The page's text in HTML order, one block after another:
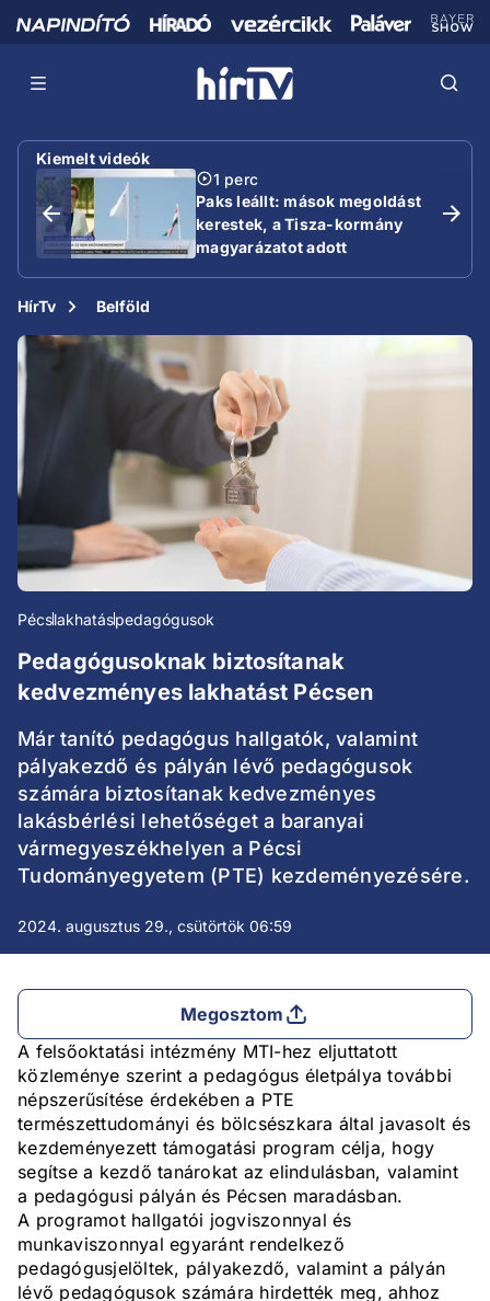
Kiemelt videók
1 perc
Paks leállt: mások megoldást
kerestek, a Tisza-kormány
magyarázatot adott
HírTv Belföld
Pécslakhatáspedagógusok
Pedagógusoknak biztosítanak
kedvezményes lakhatást Pécsen
Már tanító pedagógus hallgatók, valamint
pályakezdő és pályán lévő pedagógusok
számára biztosítanak kedvezményes
lakásbérlési lehetőséget a baranyai
vármegyeszékhelyen a Pécsi
Tudományegyetem (PTE) kezdeményezésére.
2024. augusztus 29., csütörtök 06:59
Megosztom
A felsőoktatási intézmény MTI-hez eljuttatott
közleménye szerint a pedagógus életpálya további
népszerűsítése érdekében a PTE
természettudományi és bölcsészkara által javasolt és
kezdeményezett támogatási program célja, hogy
segítse a kezdő tanárokat az elindulásban, valamint
a pedagógusi pályán és Pécsen maradásban.
A programot hallgatói jogviszonnyal és
munkaviszonnyal egyaránt rendelkező
pedagógusjelöltek, pályakezdő, valamint a pályán
lévő pedagógusok számára hirdették meg, ahhoz